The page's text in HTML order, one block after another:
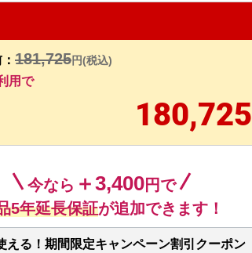
181,725円(税込)
用で
180,725
今なら ＋3,400円で
5年延長保証が追加できます！
える！期間限定キャンペーン割引クーポン